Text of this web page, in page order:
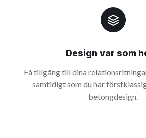
Design var som
Få tillgång till dina
samtidigt som du har
betongdesign.